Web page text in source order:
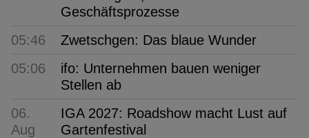
Geschäftsprozesse
05:46
Zwetschgen: Das blaue Wunder
05:06
ifo: Unternehmen bauen weniger
Stellen ab
06.
Aug
IGA 2027: Roadshow macht Lust auf
Gartenfestival